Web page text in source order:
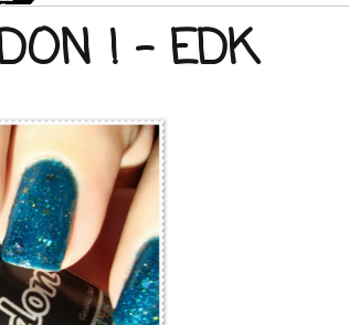
! - EDK